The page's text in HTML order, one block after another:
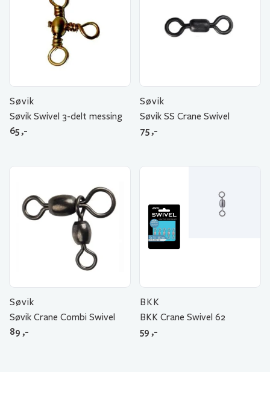
Søvik
Søvik Swivel 3-delt messing
65 ,-
Søvik
Søvik SS Crane Swivel
75 ,-
Søvik
Søvik Crane Combi Swivel
89 ,-
BKK
BKK Crane Swivel 62
59 ,-